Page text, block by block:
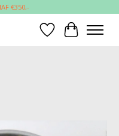
€350,-
Verlanglijst
Items